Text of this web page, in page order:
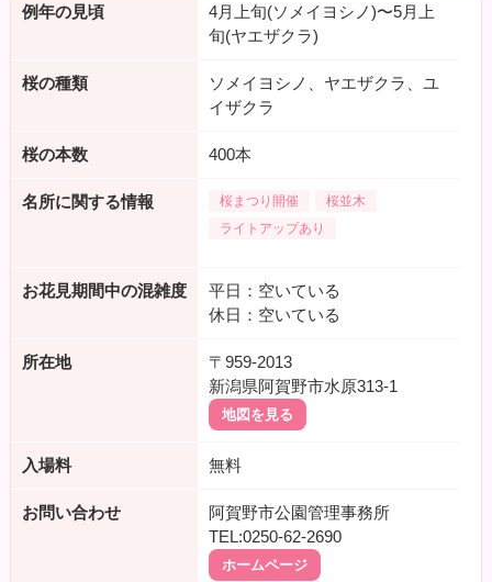
例年の見頃
4月上旬(ソメイヨシノ)〜5月上
旬(ヤエザクラ)
桜の種類
ソメイヨシノ、ヤエザクラ、ユ
イザクラ
桜の本数 400本
名所に関する情報 桜まつり開催
桜並木
ライトアップあり
お花見期間中の混雑度
平日：空いている
休日：空いている
所在地
〒959-2013
新潟県阿賀野市水原313-1
地図を見る
入場料 無料
お問い合わせ
阿賀野市公園管理事務所
TEL:0250-62-2690
ホームページ